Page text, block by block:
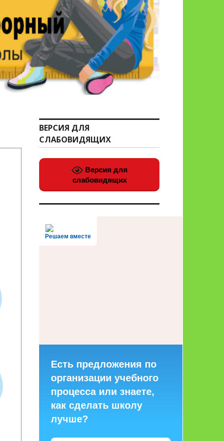
ВЕРСИЯ ДЛЯ
СЛАБОВИДЯЩИХ
Версия для
слабовидящих
Решаем вместе
Есть предложения по
организации учебного
процесса или знаете,
как сделать школу
лучше?